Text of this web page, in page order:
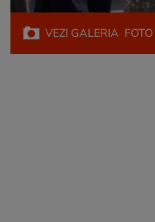
VEZI GALERIA FOTO